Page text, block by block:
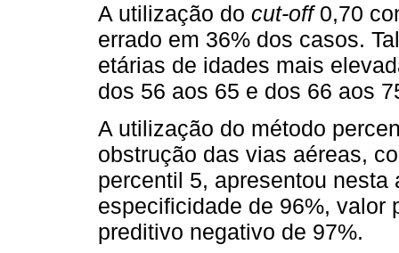
A utilização do cut-off 0,70
errado em 36% dos casos.
etárias de idades mais
dos 56 aos 65 e dos 66 aos
A utilização do método
obstrução das vias aéreas,
percentil 5, apresentou
especificidade de 96%, valor
preditivo negativo de 97%.